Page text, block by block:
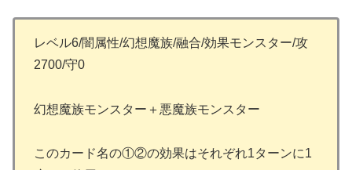
レベル6/闇属性/幻想魔族/融合/効果モンスター/攻
2700/守0
幻想魔族モンスター＋悪魔族モンスター
このカード名の①②の効果はそれぞれ1ターンに1